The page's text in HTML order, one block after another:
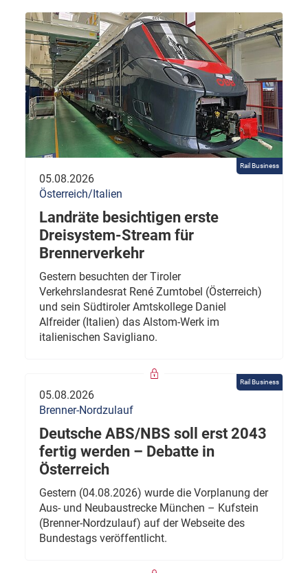
Rail Business
05.08.2026
Österreich/Italien
Landräte besichtigen erste
Dreisystem-Stream für
Brennerverkehr
Gestern besuchten der Tiroler
Verkehrslandesrat René Zumtobel (Österreich)
und sein Südtiroler Amtskollege Daniel
Alfreider (Italien) das Alstom-Werk im
italienischen Savigliano.
Rail Business
05.08.2026
Brenner-Nordzulauf
Deutsche ABS/NBS soll erst 2043
fertig werden – Debatte in
Österreich
Gestern (04.08.2026) wurde die Vorplanung der
Aus- und Neubaustrecke München – Kufstein
(Brenner-Nordzulauf) auf der Webseite des
Bundestags veröffentlicht.